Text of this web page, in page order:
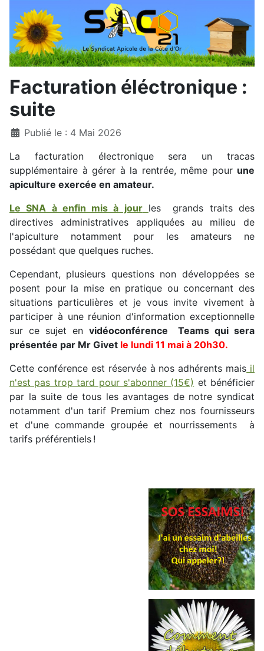
Facturation éléctronique :
suite
DétailsPublié le : 4 Mai 2026
La facturation électronique sera un tracas
supplémentaire à gérer à la rentrée, même pour une
apiculture exercée en amateur.
Le SNA à enfin mis à jour les grands traits des
directives administratives appliquées au milieu de
l'apiculture notamment pour les amateurs ne
possédant que quelques ruches.
Cependant, plusieurs questions non développées se
posent pour la mise en pratique ou concernant des
situations particulières et je vous invite vivement à
participer à une réunion d'information exceptionnelle
sur ce sujet en vidéoconférence Teams qui sera
présentée par Mr Givet le lundi 11 mai à 20h30.
Cette conférence est réservée à nos adhérents mais il
n'est pas trop tard pour s'abonner (15€) et bénéficier
par la suite de tous les avantages de notre syndicat
notamment d'un tarif Premium chez nos fournisseurs
et d'une commande groupée et nourrissements à
tarifs préférentiels !